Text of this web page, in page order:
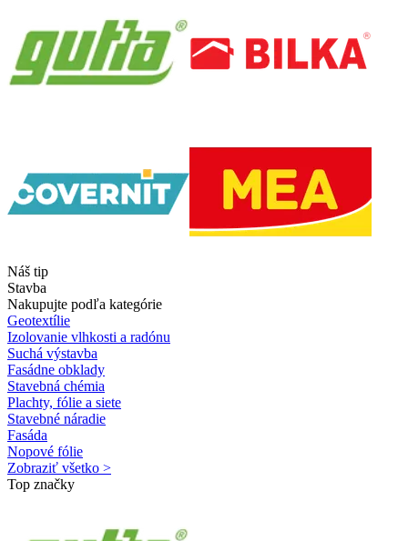
Náš tip
Stavba
Nakupujte podľa kategórie
Geotextílie
Izolovanie vlhkosti a radónu
Suchá výstavba
Fasádne obklady
Stavebná chémia
Plachty, fólie a siete
Stavebné náradie
Fasáda
Nopové fólie
Zobraziť všetko >
Top značky